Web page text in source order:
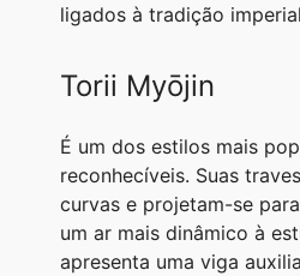
ligados à tradição
Torii Myōjin
É um dos estilos mais
reconhecíveis. Suas
curvas e projetam-se
um ar mais dinâmico à
apresenta uma viga